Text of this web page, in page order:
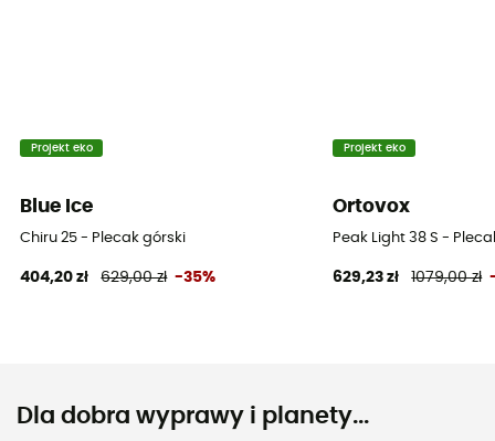
Projekt eko
Blue Ice
Chiru 25 - Plecak górski
404,20 zł 629,00 zł -35%
Projekt eko
Ortovox
Peak Light 38 S -
629,23 zł 1079,00 zł
Dla dobra wyprawy i planety...